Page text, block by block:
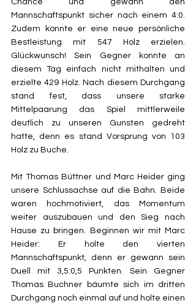
Mannschaftspunkt sicher nach einem 4:0.
Zudem konnte er eine neue persönliche
Bestleistung mit 547 Holz erzielen.
Glückwunsch! Sein Gegner konnte an
diesem Tag einfach nicht mithalten und
erzielte 429 Holz. Nach diesem Durchgang
stand fest, dass unsere starke
Mittelpaarung das Spiel mittlerweile
deutlich zu unseren Gunsten gedreht
hatte, denn es stand Vorsprung von 103
Holz zu Buche.
Mit Thomas Büttner und Marc Heider ging
unsere Schlussachse auf die Bahn. Beide
waren hochmotiviert, das Momentum
weiter auszubauen und den Sieg nach
Hause zu bringen. Beginnen wir mit Marc
Heider: Er holte den vierten
Mannschaftspunkt, denn er gewann sein
Duell mit 3,5:0,5 Punkten. Sein Gegner
Thomas Buchner bäumte sich im dritten
Durchgang noch einmal auf und holte einen